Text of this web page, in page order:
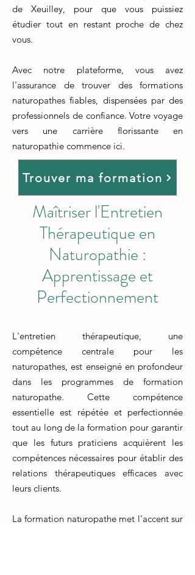
de Xeuilley, pour que vous puissiez
étudier tout en restant proche de chez
vous.
Avec notre plateforme, vous avez
l'assurance de trouver des formations
naturopathes fiables, dispensées par des
professionnels de confiance. Votre voyage
vers une carrière florissante en
naturopathie commence ici.
Trouver ma formation
Maîtriser l'Entretien
Thérapeutique en
Naturopathie :
Apprentissage et
Perfectionnement
L'entretien thérapeutique, une
compétence centrale pour les
naturopathes, est enseigné en profondeur
dans les programmes de formation
naturopathe. Cette compétence
essentielle est répétée et perfectionnée
tout au long de la formation pour garantir
que les futurs praticiens acquièrent les
compétences nécessaires pour établir des
relations thérapeutiques efficaces avec
leurs clients.
La formation naturopathe met l'accent sur